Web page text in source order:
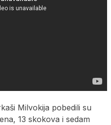
Milvokija pobedili su
13 skokova i sedam